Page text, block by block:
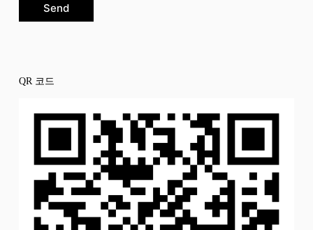
Send
QR 코드